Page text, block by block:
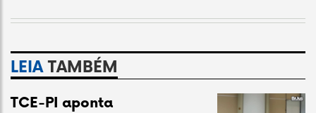
LEIATAMBÉM
TCE-PI aponta